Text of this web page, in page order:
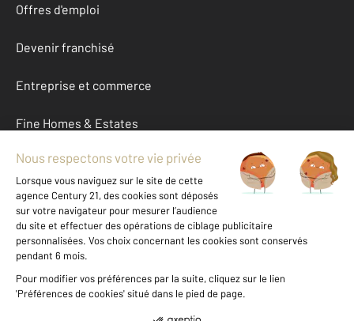
Offres d'emploi
Devenir franchisé
Entreprise et commerce
Fine Homes & Estates
À propos
International
Nous contacter